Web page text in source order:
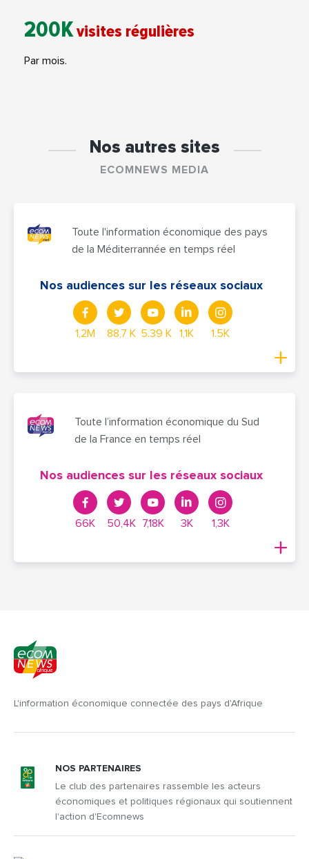
200Kvisites régulières
Par mois.
Nos autres sites
ECOMNEWS MEDIA
Toute l'information économique des pays
de la Méditerrannée en temps réel
Nos audiences sur les réseaux sociaux
1,2M 88,7 K 5.39 K 1,1K 1.5K
Toute l’information économique du Sud
de la France en temps réel
Nos audiences sur les réseaux sociaux
66K 50,4K 7,18K 3K 1,3K
L'information économique connectée des pays d'Afrique
NOS PARTENAIRES
Le club des partenaires rassemble les acteurs
économiques et politiques régionaux qui soutiennent
l'action d'Ecomnews